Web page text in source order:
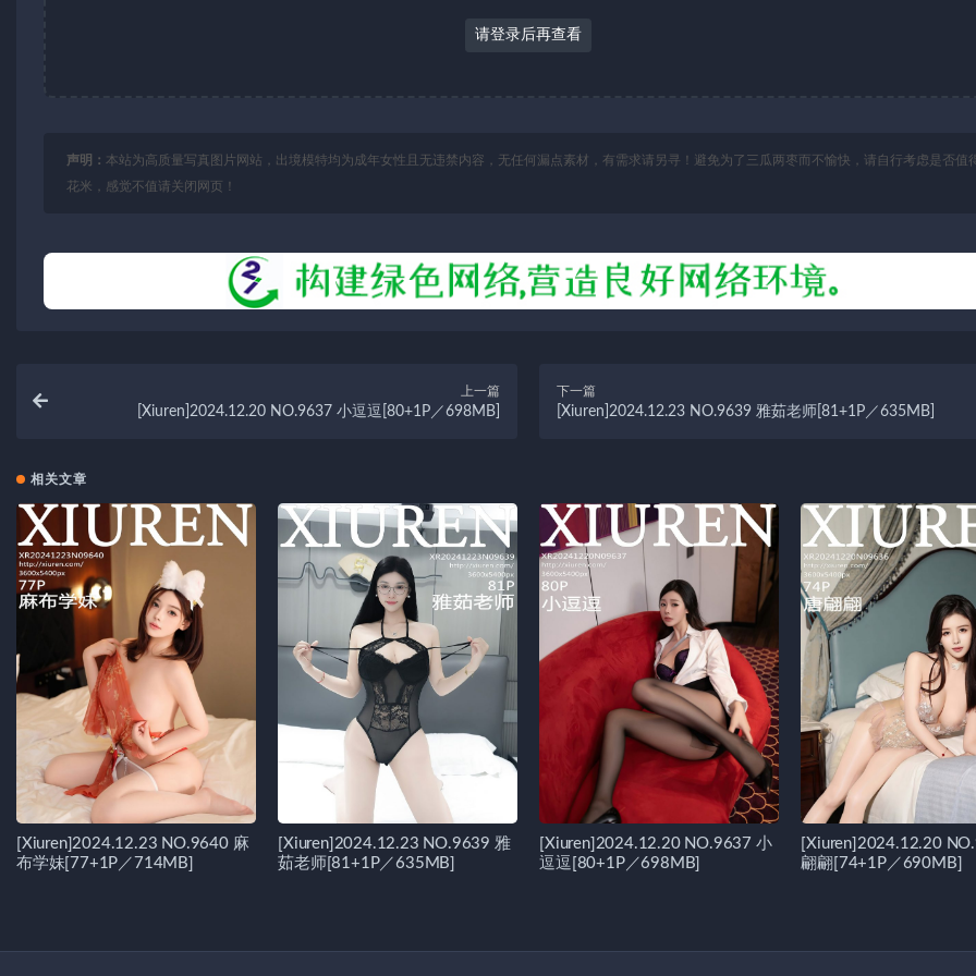
请登录后再查看
声明： 本站为高质量写真图片网站，出境模特均为成年女性且无违禁内容，无任何漏点素材，有需求请另寻！避免为了三瓜两枣而不愉快，请自行考虑是否值
花米，感觉不值请关闭网页！
上一篇
[Xiuren]2024.12.20 NO.9637 小逗逗[80+1P／698MB]
下一篇
[Xiuren]2024.12.23 NO.9639 雅茹老师[81+1P／635MB]
相关文章
[Xiuren]2024.12.23 NO.9640 麻
布学妹[77+1P／714MB]
[Xiuren]2024.12.23 NO.9639 雅
茹老师[81+1P／635MB]
[Xiuren]2024.12.20 NO.9637 小
逗逗[80+1P／698MB]
[Xiuren]2024.12.20
翩翩[74+1P／690MB]